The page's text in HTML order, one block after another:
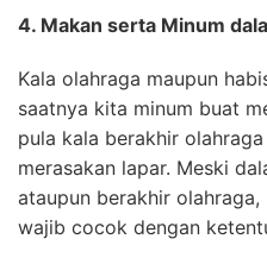
4. Makan serta Minum
Kala olahraga maupun
saatnya kita minum buat
pula kala berakhir
merasakan lapar. Meski
ataupun berakhir
wajib cocok dengan